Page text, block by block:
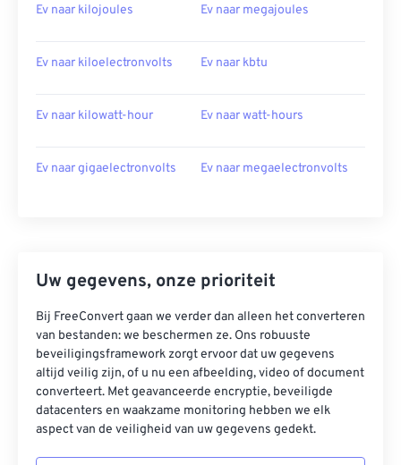
Ev naar kilojoules Ev naar megajoules
Ev naar kiloelectronvolts Ev naar kbtu
Ev naar kilowatt-hour Ev naar watt-hours
Ev naar gigaelectronvolts Ev naar megaelectronvolts
Uw gegevens, onze prioriteit
Bij FreeConvert gaan we verder dan alleen het converteren
van bestanden: we beschermen ze. Ons robuuste
beveiligingsframework zorgt ervoor dat uw gegevens
altijd veilig zijn, of u nu een afbeelding, video of document
converteert. Met geavanceerde encryptie, beveiligde
datacenters en waakzame monitoring hebben we elk
aspect van de veiligheid van uw gegevens gedekt.